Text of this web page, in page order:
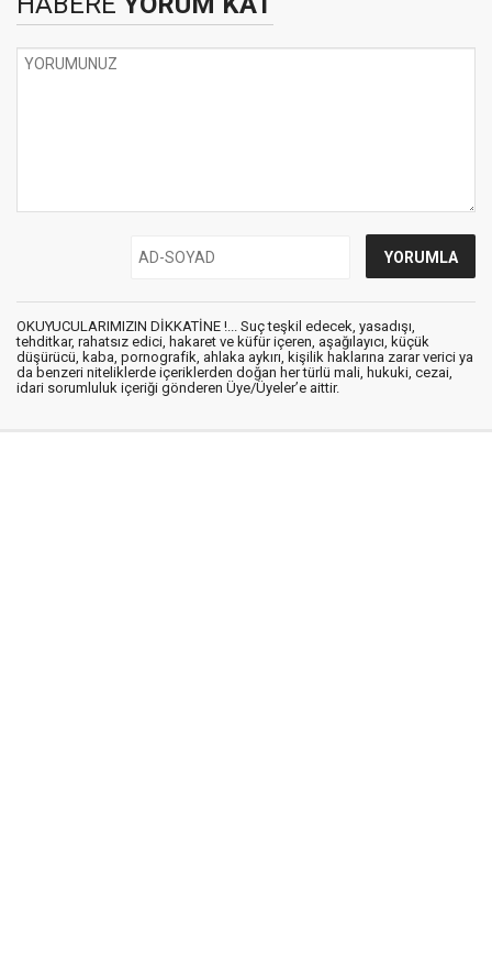
OKUYUCULARIMIZIN DİKKATİNE !... Suç teşkil edecek, yasadışı,
tehditkar, rahatsız edici, hakaret ve küfür içeren, aşağılayıcı, küçük
düşürücü, kaba, pornografik, ahlaka aykırı, kişilik haklarına zarar verici ya
da benzeri niteliklerde içeriklerden doğan her türlü mali, hukuki, cezai,
idari sorumluluk içeriği gönderen Üye/Üyeler’e aittir.